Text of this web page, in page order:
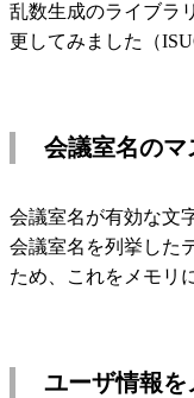
乱数生成のライブラ
更してみました（
会議室名の
会議室名が有効な文
会議室名を列挙した
ため、これをメモリ
ユーザ情報を